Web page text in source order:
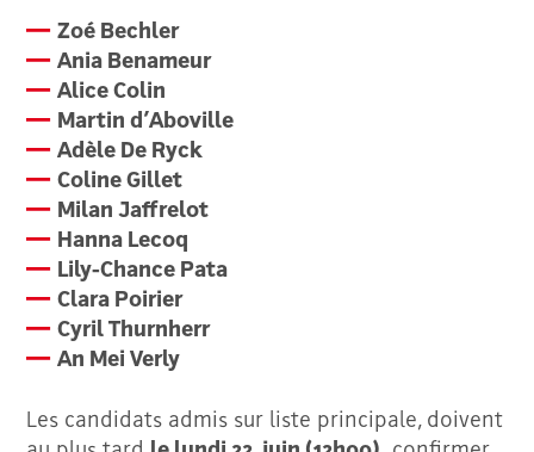
Zoé Bechler
Ania Benameur
Alice Colin
Martin d’Aboville
Adèle De Ryck
Coline Gillet
Milan Jaffrelot
Hanna Lecoq
Lily-Chance Pata
Clara Poirier
Cyril Thurnherr
An Mei Verly
Les candidats admis sur liste principale, doivent